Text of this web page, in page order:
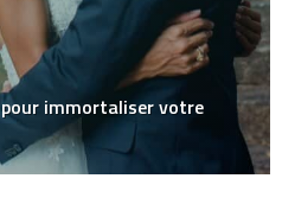
immortaliser votre